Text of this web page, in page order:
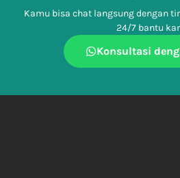
Kamu bisa chat langsung dengan
24/7 bantu
Konsultasi